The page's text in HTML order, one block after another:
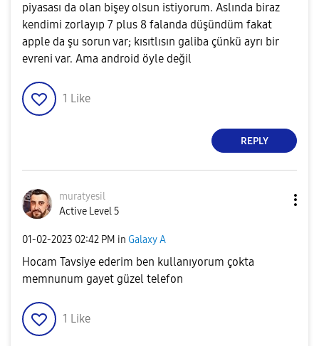
piyasası da olan bişey olsun istiyorum. Aslında biraz
kendimi zorlayıp 7 plus 8 falanda düşündüm fakat
apple da şu sorun var; kısıtlısın galiba çünkü ayrı bir
evreni var. Ama android öyle değil
1 Like
REPLY
muratyesil
Active Level 5
‎01-02-2023 02:42 PM in Galaxy A
Hocam Tavsiye ederim ben kullanıyorum çokta
memnunum gayet güzel telefon
1 Like